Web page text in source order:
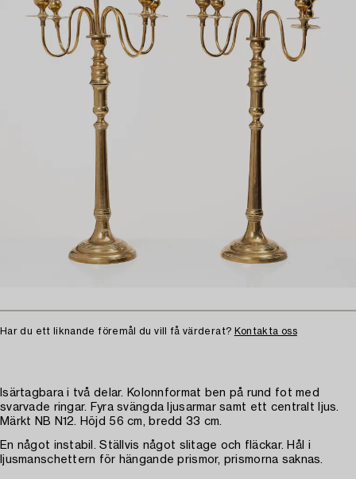
Har du ett liknande föremål du vill få värderat? Kontakta oss
Isärtagbara i två delar. Kolonnformat ben på rund fot med
svarvade ringar. Fyra svängda ljusarmar samt ett centralt ljus.
Märkt NB N12. Höjd 56 cm, bredd 33 cm.
En något instabil. Ställvis något slitage och fläckar. Hål i
ljusmanschettern för hängande prismor, prismorna saknas.